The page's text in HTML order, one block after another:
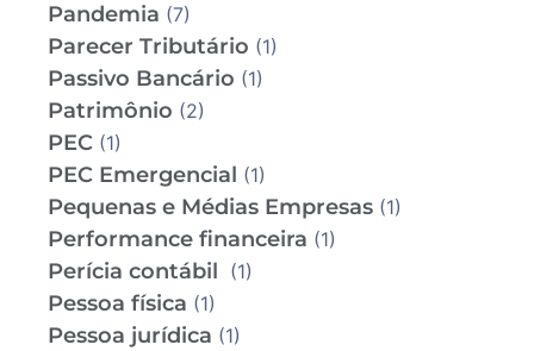
Pandemia (7)
Parecer Tributário (1)
Passivo Bancário (1)
Patrimônio (2)
PEC (1)
PEC Emergencial (1)
Pequenas e Médias Empresas (1)
Performance financeira (1)
Perícia contábil (1)
Pessoa física (1)
Pessoa jurídica (1)